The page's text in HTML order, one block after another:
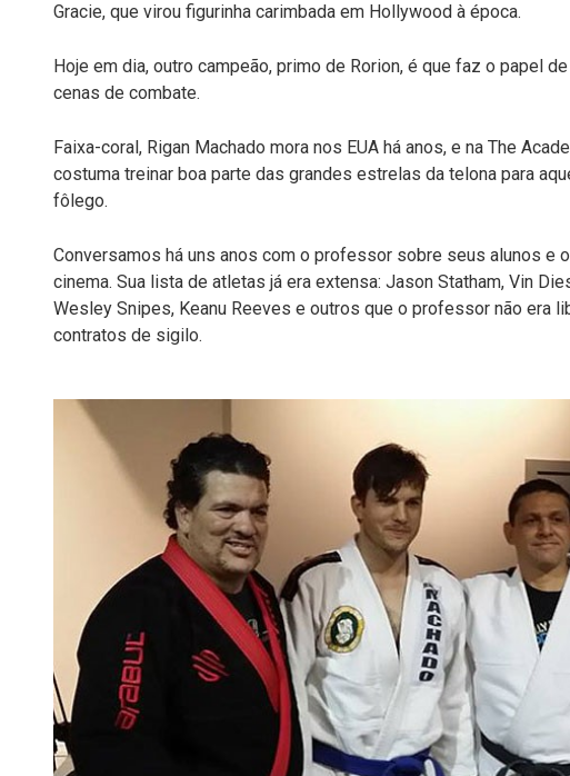
Gracie, que virou figurinha carimbada em Hollywood à época.
Hoje em dia, outro campeão, primo de Rorion, é que faz o papel
cenas de combate.
Faixa-coral, Rigan Machado mora nos EUA há anos, e na The
costuma treinar boa parte das grandes estrelas da telona para
fôlego.
Conversamos há uns anos com o professor sobre seus alunos e
cinema. Sua lista de atletas já era extensa: Jason Statham, Vin
Wesley Snipes, Keanu Reeves e outros que o professor não era
contratos de sigilo.